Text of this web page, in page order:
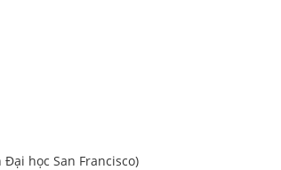
học San Francisco)